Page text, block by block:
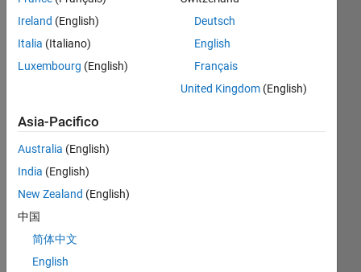
I
hav
6
by
6
and
no
Ireland (English)
Italia (Italiano)
Luxembourg (English)
Deutsch
English
Français
United Kingdom(English)
Asia-Pacifico
Australia (English)
India (English)
New Zealand (English)
中国
简体中文
English